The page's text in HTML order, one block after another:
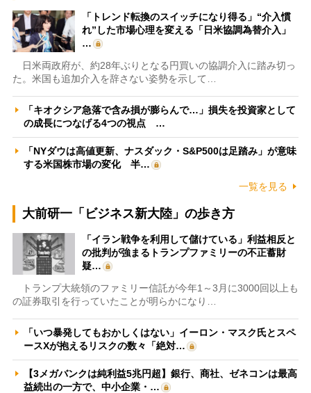
「トレンド転換のスイッチになり得る」“介入慣
れ”した市場心理を変える「日米協調為替介入」
…
日米両政府が、約28年ぶりとなる円買いの協調介入に踏み切っ
た。米国も追加介入を辞さない姿勢を示して…
「キオクシア急落で含み損が膨らんで…」損失を投資家として
の成長につなげる4つの視点 …
「NYダウは高値更新、ナスダック・S&P500は足踏み」が意味
する米国株市場の変化 半…
一覧を見る
大前研一「ビジネス新大陸」の歩き方
「イラン戦争を利用して儲けている」利益相反と
の批判が強まるトランプファミリーの不正蓄財
疑…
トランプ大統領のファミリー信託が今年1～3月に3000回以上も
の証券取引を行っていたことが明らかになり…
「いつ暴発してもおかしくはない」イーロン・マスク氏とスペ
ースXが抱えるリスクの数々「絶対…
【3メガバンクは純利益5兆円超】銀行、商社、ゼネコンは最高
益続出の一方で、中小企業・…